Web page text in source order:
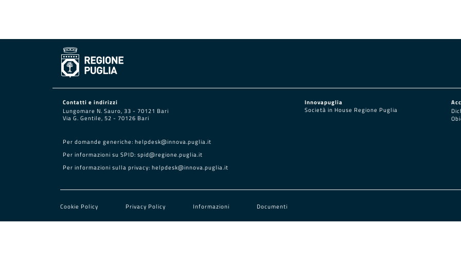
Contatti e indirizzi
Lungomare N. Sauro, 33 - 70121 Bari
Via G. Gentile, 52 - 70126 Bari
Per domande generiche: helpdesk@innova.puglia.it
Per informazioni su SPID: spid@regione.puglia.it
Per informazioni sulla privacy: helpdesk@innova.puglia.it
Innovapuglia
Società in House Regione Puglia
Cookie Policy Privacy Policy Informazioni Documenti